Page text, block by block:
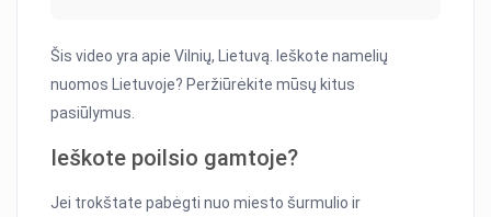
Šis video yra apie Vilnių, Lietuvą. Ieškote namelių
nuomos Lietuvoje? Peržiūrėkite mūsų kitus
pasiūlymus.
Ieškote poilsio gamtoje?
Jei trokštate pabėgti nuo miesto šurmulio ir